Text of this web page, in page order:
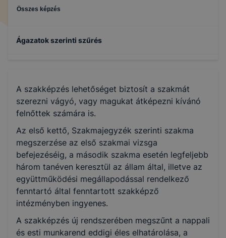
Összes képzés
Ágazatok szerinti szűrés
Fa- és bútoripar
Kreatív
Gépészet
Épületgépészet
A szakképzés lehetőséget biztosít a szakmát
szerezni vágyó, vagy magukat átképezni kívánó
felnőttek számára is.
Az első kettő, Szakmajegyzék szerinti szakma
megszerzése az első szakmai vizsga
befejezéséig, a második szakma esetén legfeljebb
három tanéven keresztül az állam által, illetve az
együttműködési megállapodással rendelkező
fenntartó által fenntartott szakképző
intézményben ingyenes.
A szakképzés új rendszerében megszűnt a nappali
és esti munkarend eddigi éles elhatárolása, a